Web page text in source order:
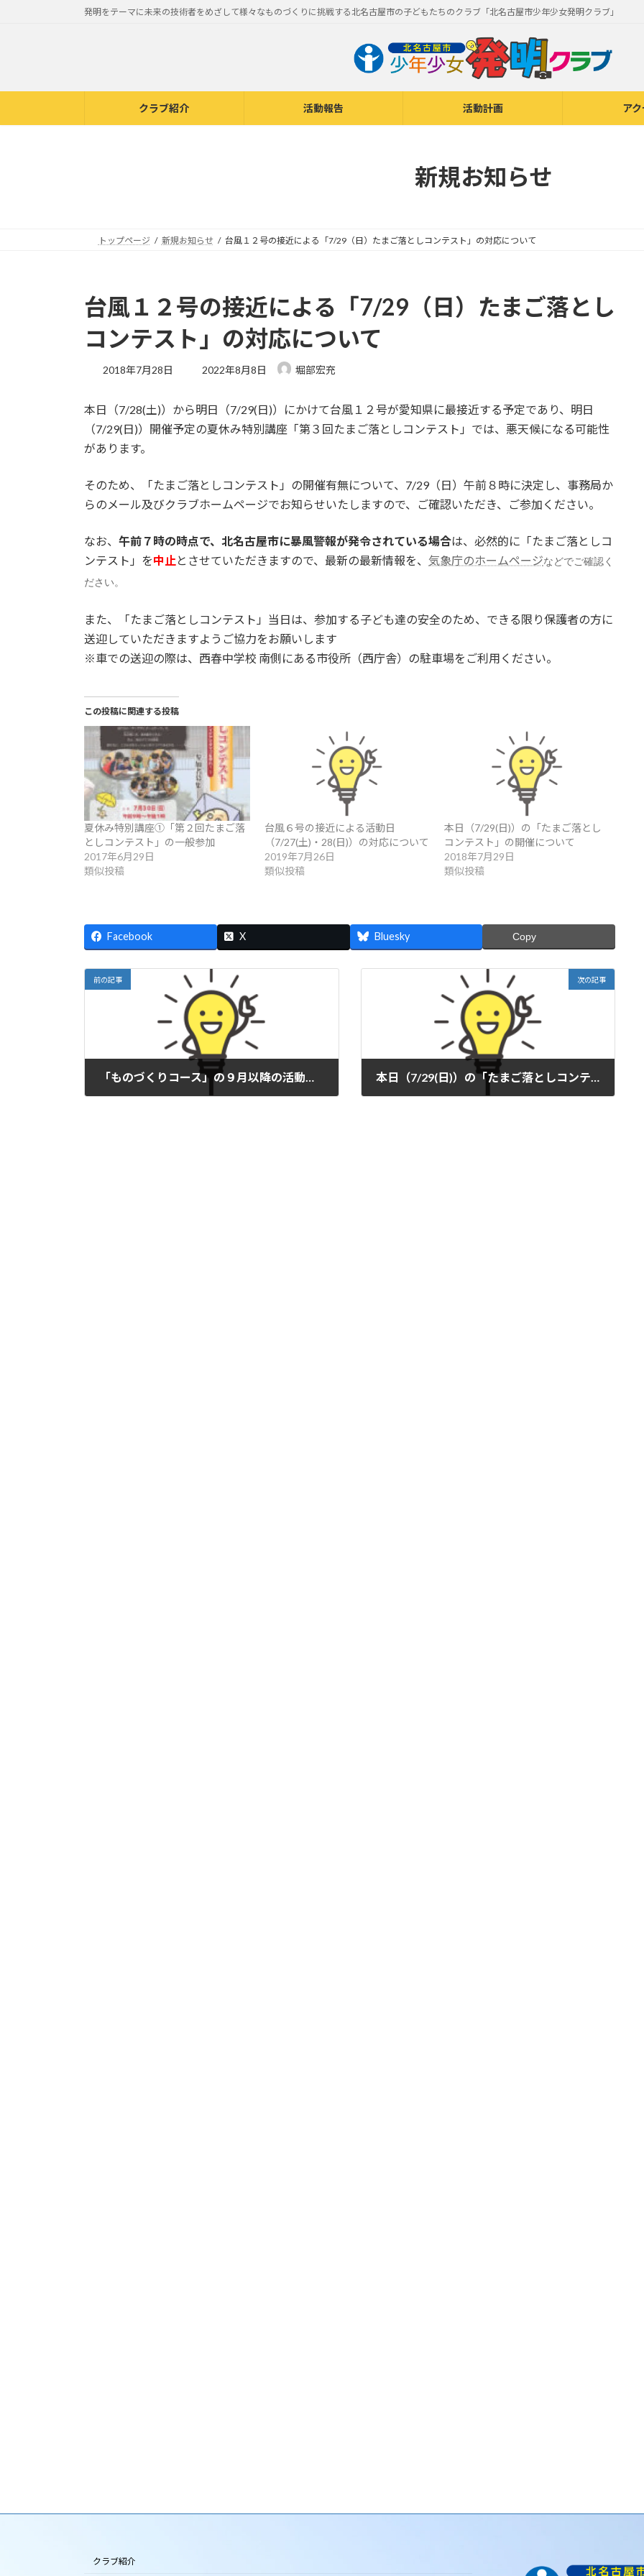
へ
キ
ョ
に
発明をテーマに未来の技術者をめざして様々なものづくりに挑戦する北名古屋市の子どもたちのクラブ「北名古屋市少年少女発明クラブ」
クラブ紹介 活動報告 活動計画 ア
新規お知らせ
トップページ 新規お知らせ 台風１２号の接近による「7/29（日）たまご落としコンテスト」の対応について
台風１２号の接近による「7/29（日）たまご落とし
コンテスト」の対応について
2018年7月28日
最
新
日
時
2022年8月8日 堀部宏充
本日（7/28(土)）から明日（7/29(日)）にかけて台風１２号が愛知県に最接近する予定であり、明日
（7/29(日)）開催予定の夏休み特別講座「第３回たまご落としコンテスト」では、悪天候になる可能性
があります。
そのため、「たまご落としコンテスト」の開催有無について、7/29（日）午前８時に決定し、事務局か
らのメール及びクラブホームページでお知らせいたしますので、ご確認いただき、ご参加ください。
なお、 午前７時の時点で、北名古屋市に暴風警報が発令されている場合は、必然的に「たまご落としコ
ンテスト」を中止 とさせていただきますので、最新の最新情報を、 気象庁のホームページなどでご確認く
ださい。
また、「たまご落としコンテスト」当日は、参加する子ども達の安全のため、できる限り保護者の方に
送迎していただきますようご協力をお願いします
※車での送迎の際は、西春中学校 南側にある市役所（西庁舎）の駐車場をご利用ください。
この投稿に関連する投稿
夏休み特別講座①「第２回たまご落
としコンテスト」の一般参加
2017年6月29日
類似投稿
台風６号の接近による活動日
（7/27(土)・28(日)）の対応について
2019年7月26日
類似投稿
本日（7/29(日)）の「たまご落とし
コンテスト」の開催について
2018年7月29日
類似投稿
Facebook X Bluesky Copy
前の記事
「ものづくりコース」の９月以降の活動日の振替えについて
次の記事
本日（7/29(日)）の「たまご落としコンテスト」の開催について
クラブ紹介